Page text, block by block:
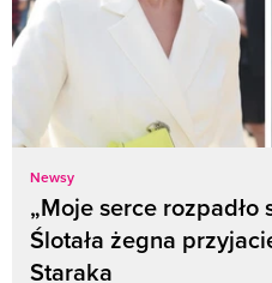
Newsy
„Moje serce rozpadło
Ślotała żegna
Staraka